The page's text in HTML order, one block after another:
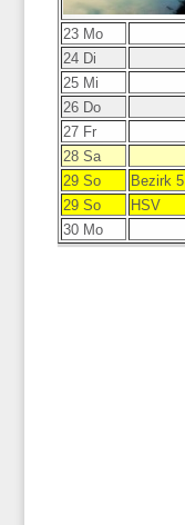
23 Mo
24 Di
25 Mi
26 Do
27 Fr
28 Sa
29 So
Bezirk 5
29 So
HSV
30 Mo